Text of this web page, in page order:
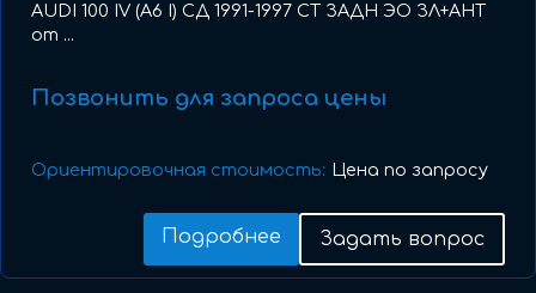
AUDI 100 IV (A6 I) СД 1991-1997 СТ ЗАДН ЭО ЗЛ+АНТ
от ...
Позвонить для запроса цены
Ориентировочная стоимость: Цена по запросу
Подробнее Задать вопрос